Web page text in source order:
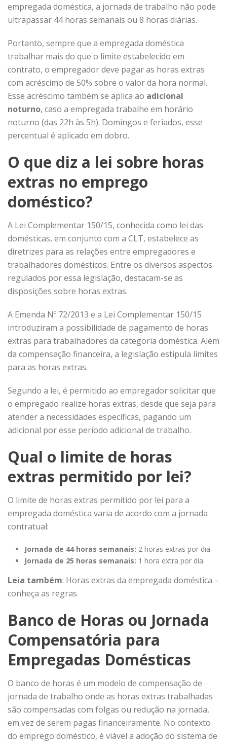
empregada doméstica, a jornada de trabalho não pode
ultrapassar 44 horas semanais ou 8 horas diárias.
Portanto, sempre que a empregada doméstica
trabalhar mais do que o limite estabelecido em
contrato, o empregador deve pagar as horas extras
com acréscimo de 50% sobre o valor da hora normal.
Esse acréscimo também se aplica ao adicional
noturno, caso a empregada trabalhe em horário
noturno (das 22h às 5h). Domingos e feriados, esse
percentual é aplicado em dobro.
O que diz a lei sobre horas
extras no emprego
doméstico?
A Lei Complementar 150/15, conhecida como lei das
domésticas, em conjunto com a CLT, estabelece as
diretrizes para as relações entre empregadores e
trabalhadores domésticos. Entre os diversos aspectos
regulados por essa legislação, destacam-se as
disposições sobre horas extras.
A Emenda Nº 72/2013 e a Lei Complementar 150/15
introduziram a possibilidade de pagamento de horas
extras para trabalhadores da categoria doméstica. Além
da compensação financeira, a legislação estipula limites
para as horas extras.
Segundo a lei, é permitido ao empregador solicitar que
o empregado realize horas extras, desde que seja para
atender a necessidades específicas, pagando um
adicional por esse período adicional de trabalho.
Qual o limite de horas
extras permitido por lei?
O limite de horas extras permitido por lei para a
empregada doméstica varia de acordo com a jornada
contratual:
Jornada de 44 horas semanais: 2 horas extras por dia.
Jornada de 25 horas semanais: 1 hora extra por dia.
Leia também: Horas extras da empregada doméstica –
conheça as regras
Banco de Horas ou Jornada
Compensatória para
Empregadas Domésticas
O banco de horas é um modelo de compensação de
jornada de trabalho onde as horas extras trabalhadas
são compensadas com folgas ou redução na jornada,
em vez de serem pagas financeiramente. No contexto
do emprego doméstico, é viável a adoção do sistema de